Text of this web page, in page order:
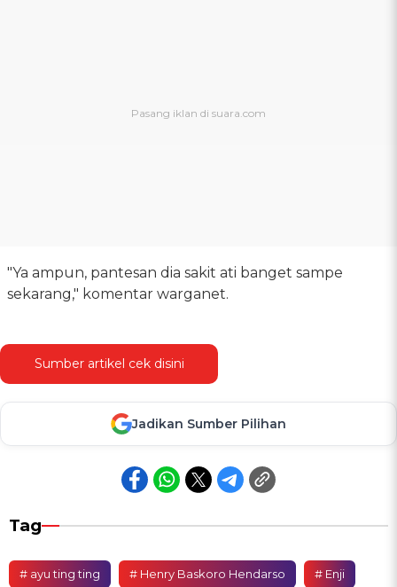
"Ya ampun, pantesan dia sakit ati banget sampe
sekarang," komentar warganet.
Sumber artikel cek disini
Jadikan Sumber Pilihan
Tag
# ayu ting ting # Henry Baskoro Hendarso # Enji